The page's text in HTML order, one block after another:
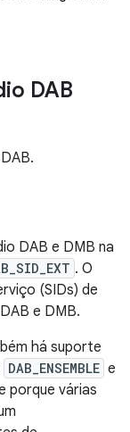
DAB
DAB e DMB na
. O
(SIDs) de
e DMB.
há suporte
DAB_ENSEMBLE e
porque várias